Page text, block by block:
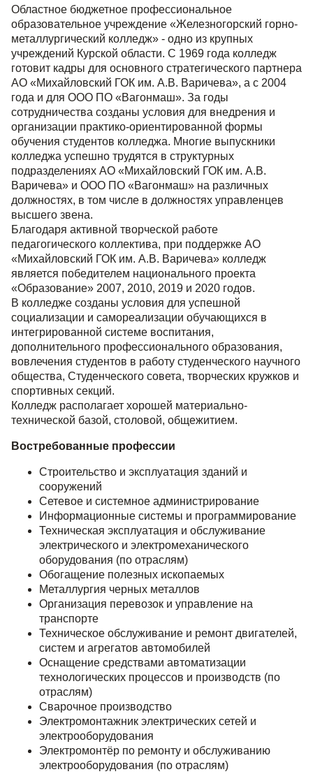
Областное бюджетное профессиональное
образовательное учреждение «Железногорский горно-
металлургический колледж» - одно из крупных
учреждений Курской области. С 1969 года колледж
готовит кадры для основного стратегического партнера
АО «Михайловский ГОК им. А.В. Варичева», а с 2004
года и для ООО ПО «Вагонмаш». За годы
сотрудничества созданы условия для внедрения и
организации практико-ориентированной формы
обучения студентов колледжа. Многие выпускники
колледжа успешно трудятся в структурных
подразделениях АО «Михайловский ГОК им. А.В.
Варичева» и ООО ПО «Вагонмаш» на различных
должностях, в том числе в должностях управленцев
высшего звена.
Благодаря активной творческой работе
педагогического коллектива, при поддержке АО
«Михайловский ГОК им. А.В. Варичева» колледж
является победителем национального проекта
«Образование» 2007, 2010, 2019 и 2020 годов.
В колледже созданы условия для успешной
социализации и самореализации обучающихся в
интегрированной системе воспитания,
дополнительного профессионального образования,
вовлечения студентов в работу студенческого научного
общества, Студенческого совета, творческих кружков и
спортивных секций.
Колледж располагает хорошей материально-
технической базой, столовой, общежитием.
Востребованные профессии
Строительство и эксплуатация зданий и
сооружений
Сетевое и системное администрирование
Информационные системы и программирование
Техническая эксплуатация и обслуживание
электрического и электромеханического
оборудования (по отраслям)
Обогащение полезных ископаемых
Металлургия черных металлов
Организация перевозок и управление на
транспорте
Техническое обслуживание и ремонт двигателей,
систем и агрегатов автомобилей
Оснащение средствами автоматизации
технологических процессов и производств (по
отраслям)
Сварочное производство
Электромонтажник электрических сетей и
электрооборудования
Электромонтёр по ремонту и обслуживанию
электрооборудования (по отраслям)